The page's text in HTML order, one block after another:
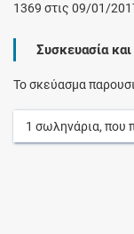
1369 στις 09/01/
Συσκευασία
Το σκεύασμα
1 σωληνάρια, που